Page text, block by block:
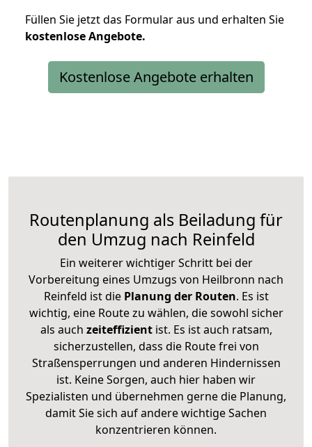
Füllen Sie jetzt das Formular aus und erhalten Sie
kostenloseAngebote.
Kostenlose Angebote erhalten
Routenplanung als Beiladung für
den Umzug nach Reinfeld
Ein weiterer wichtiger Schritt bei der
Vorbereitung eines Umzugs von Heilbronn nach
Reinfeld ist diePlanung der Routen. Es ist
wichtig, eine Route zu wählen, die sowohl sicher
als auch zeiteffizientist. Es ist auch ratsam,
sicherzustellen, dass die Route frei von
Straßensperrungen und anderen Hindernissen
ist. Keine Sorgen, auch hier haben wir
Spezialisten und übernehmen gerne die Planung,
damit Sie sich auf andere wichtige Sachen
konzentrieren können.